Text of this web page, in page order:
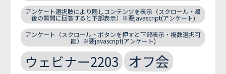
アンケート選択肢により隠しコンテンツを表示（スクロール・最
後の質問に回答すると下部表示）※要javascript(アンケート)
アンケート（スクロール・ボタンを押すと下部表示・複数選択可
能）※要javascript(アンケート)
ウェビナー2203 オフ会